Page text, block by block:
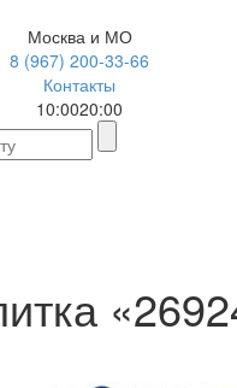
Москва и МО
8 (967) 200-33-66
Контакты
10:0020:00